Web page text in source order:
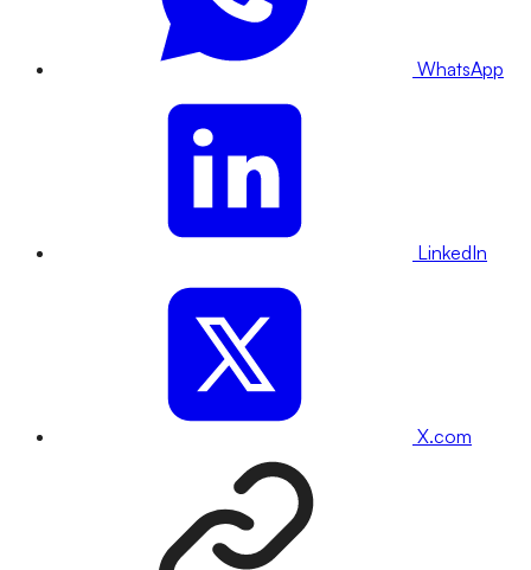
WhatsApp
LinkedIn
X.com